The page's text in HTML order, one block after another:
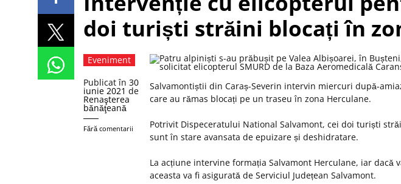
doi turiști străini blocați în
Eveniment
Publicat în 30
iunie 2021 de
Renaşterea
bănăţeană
Fără comentarii
Salvamontiștii din Caraș-Severin intervin miercuri după-
care au rămas blocați pe un traseu în zona Herculane.
Potrivit Dispeceratului National Salvamont, cei doi turiști
sunt în stare avansata de epuizare și deshidratare.
La acțiune intervine formația Salvamont Herculane, iar dacă
aceasta va fi asigurată de Serviciul Județean Salvamont.